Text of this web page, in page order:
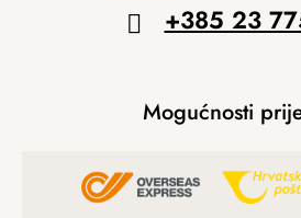
+385 23
Mogućnosti